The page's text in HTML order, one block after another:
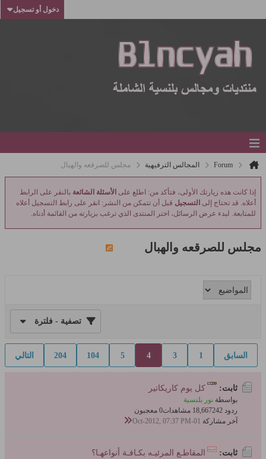
دخول أو تسجيل
Forum المجالس الترفيهية مجلس للصرقعه والهبال
إذا كانت هذه زيارتك الأولى، فتأكد من: اطلع على الأسئلة الشائعة بالنقر على الرابط
أعلاه. قد تحتاج إلى التسجيل قبل أن تتمكن من النشر: انقر على رابط التسجيل أعلاه
للمتابعة. لبدء عرض الرسائل، اختر المنتدى الذي ترغب بزيارته من القائمة أدناه.
مجلس للصرقعه والهبال
تصفية - فلترة
السابق 1
3
4
5
104
204 التالي
ثابت: كل يوم كاريكاتير
بواسطة نور بلنسية
ردود 242
18,667 مشاهدات
0 معجبون
آخر مشاركة 01-Oct-2012, 07:37 PM
ثابت: المقاطـع المرئيـه بكـافـة أنواعهـا؟